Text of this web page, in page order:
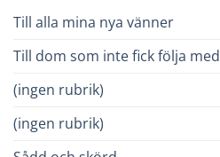
Till alla mina nya vänner
Till dom som inte fick följa med
(ingen rubrik)
(ingen rubrik)